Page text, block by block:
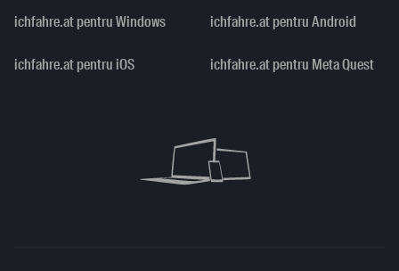
ichfahre.at pentru Windows ichfahre.at pentru Android
ichfahre.at pentru iOS ichfahre.at pentru Meta Quest